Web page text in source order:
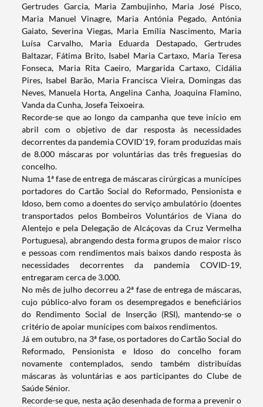
Termo de Pesquisa
Categorias gerais
Gertrudes Garcia, Maria Zambujinho, Maria José Pisco,
Maria Manuel Vinagre, Maria Antónia Pegado, Antónia
Gaiato, Severina Viegas, Maria Emília Nascimento, Maria
Luísa Carvalho, Maria Eduarda Destapado, Gertrudes
Baltazar, Fátima Brito, Isabel Maria Cartaxo, Maria Teresa
Fonseca, Maria Rita Caeiro, Margarida Cartaxo, Cidália
Pires, Isabel Barão, Maria Francisca Vieira, Domingas das
Neves, Manuela Horta, Angelina Canha, Joaquina Flamino,
Vanda da Cunha, Josefa Teixoeira.
Recorde-se que ao longo da campanha que teve início em
abril com o objetivo de dar resposta às necessidades
decorrentes da pandemia COVID’19, foram produzidas mais
de 8.000 máscaras por voluntárias das três freguesias do
concelho.
Numa 1ª fase de entrega de máscaras cirúrgicas a munícipes
portadores do Cartão Social do Reformado, Pensionista e
Idoso, bem como a doentes do serviço ambulatório (doentes
transportados pelos Bombeiros Voluntários de Viana do
Alentejo e pela Delegação de Alcáçovas da Cruz Vermelha
Portuguesa), abrangendo desta forma grupos de maior risco
e pessoas com rendimentos mais baixos dando resposta às
necessidades decorrentes da pandemia COVID-19,
entregaram cerca de 3.000.
No mês de julho decorreu a 2ª fase de entrega de máscaras,
cujo público-alvo foram os desempregados e beneficiários
do Rendimento Social de Inserção (RSI), mantendo-se o
critério de apoiar munícipes com baixos rendimentos.
Já em outubro, na 3ª fase, os portadores do Cartão Social do
Reformado, Pensionista e Idoso do concelho foram
novamente contemplados, sendo também distribuídas
máscaras às voluntárias e aos participantes do Clube de
Saúde Sénior.
Recorde-se que, nesta ação desenhada de forma a prevenir o